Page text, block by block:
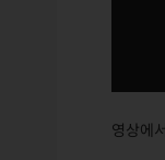
영상에